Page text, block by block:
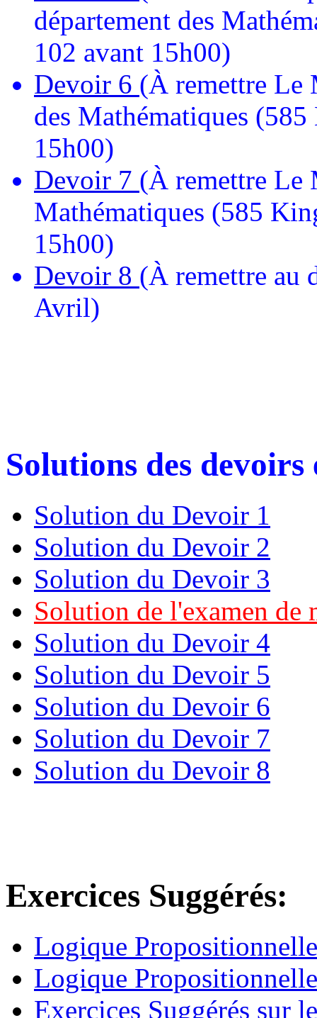
département des
102 avant 15h00)
Devoir 6 (À remettre Le
des Mathématiques
15h00)
Devoir 7 (À remettre Le
Mathématiques (585
15h00)
Devoir 8 (À remettre au
Avril)
Solutions des
Solution du Devoir 1
Solution du Devoir 2
Solution du Devoir 3
Solution de l'examen de
Solution du Devoir 4
Solution du Devoir 5
Solution du Devoir 6
Solution du Devoir 7
Solution du Devoir 8
Exercices Suggérés:
Logique
Logique
Exercices Suggérés sur